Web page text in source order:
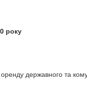
року
державного та